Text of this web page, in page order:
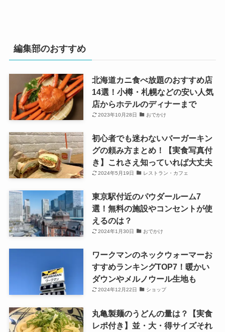
編集部のおすすめ
北海道カニ食べ放題のおすすめ店
14選！小樽・札幌などの安い人気
店からホテルのディナーまで
2023年10月28日 おでかけ
初心者でも迷わないバーガーキン
グの頼み方まとめ！【実食写真付
き】これさえ知っていれば大丈夫
2024年5月19日 レストラン・カフェ
東京駅付近のパウダールーム7
選！無料の施設やコンセントが使
えるのは？
2024年1月30日 おでかけ
ワークマンのネックウォーマーお
すすめランキングTOP7！暖かい
ダウンやメルノウール生地も
2024年12月22日 ショップ
丸亀製麺のうどんの量は？【実食
レポ付き】並・大・得サイズそれ